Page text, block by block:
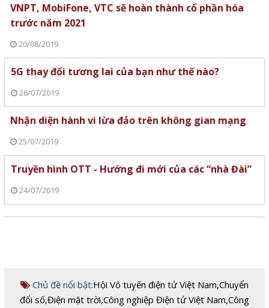
VNPT, MobiFone, VTC sẽ hoàn thành cổ phần hóa
trước năm 2021
20/08/2019
5G thay đổi tương lai của bạn như thế nào?
26/07/2019
Nhận diện hành vi lừa đảo trên không gian mạng
25/07/2019
Truyền hình OTT - Hướng đi mới của các “nhà Đài”
24/07/2019
Chủ đề nổi bật:Hội Vô tuyến điện tử Việt Nam,Chuyển
đổi số,Điện mặt trời,Công nghiệp Điện tử Việt Nam,Công